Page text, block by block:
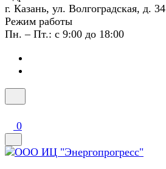
г. Казань, ул. Волгоградская, д. 34
Режим работы
Пн. – Пт.: с 9:00 до 18:00
0